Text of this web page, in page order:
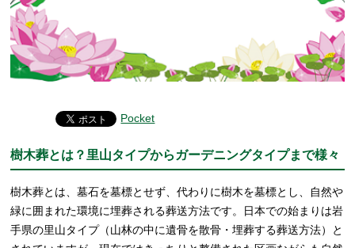
Pocket
樹木葬とは？里山タイプからガーデニングタイプまで様々
樹木葬とは、墓石を墓標とせず、代わりに樹木を墓標とし、自然や
緑に囲まれた環境に埋葬される葬送方法です。日本での始まりは岩
手県の里山タイプ（山林の中に遺骨を散骨・埋葬する葬送方法）と